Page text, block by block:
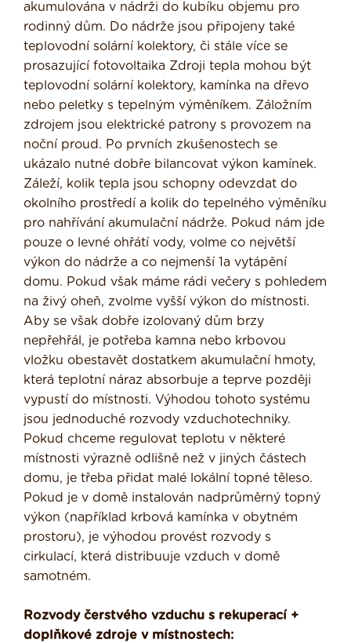
akumu­lována v nádrži do kubíku objemu pro
rodinný dům. Do nádrže jsou připojeny také
teplovodní solární kolektory, či stále více se
prosazující fotovoltaika Zdroji tepla mohou být
teplovodní solární kolek­tory, kamínka na dřevo
nebo peletky s tepelným výměníkem. Záložním
zdro­jem jsou elektrické patrony s provozem na
noční proud. Po prvních zkušenos­tech se
ukázalo nutné dobře bilancovat výkon kamínek.
Záleží, kolik tepla jsou schopny odevzdat do
okolního prostředí a kolik do tepelného výměníku
pro nahří­vání akumulační nádrže. Pokud nám jde
pouze o levné ohřátí vody, volme co největší
výkon do nádrže a co nejmenší 1a vytápění
domu. Pokud však máme rádi večery s pohledem
na živý oheň, zvolme vyšší výkon do místnosti.
Aby se však dobře izolovaný dům brzy
nepřehřál, je potřeba kamna nebo krbovou
vložku obestavět dostatkem akumulační hmoty,
která teplotní náraz absorbuje a teprve později
vypustí do místnosti. Výhodou tohoto systému
jsou jednoduché rozvody vzduchotechniky.
Pokud chceme regulovat teplotu v některé
místnosti výrazně odlišně než v jiných částech
domu, je třeba přidat malé lokální topné těleso.
Pokud je v domě instalován nadprůměrný topný
výkon (například krbová kamínka v obytném
prostoru), je výhodou provést rozvody s
cirkulací, která distribuuje vzduch v domě
samotném.
Rozvody čerstvého vzduchu s rekuperací +
doplňkové zdroje v místnostech: